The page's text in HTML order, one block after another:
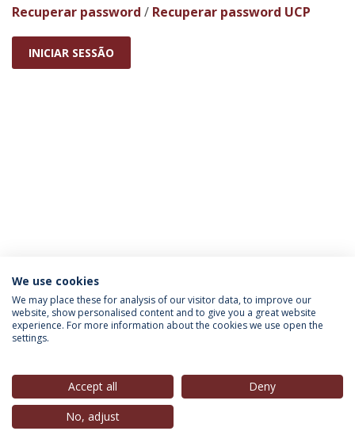
Recuperar password / Recuperar password UCP
INICIAR SESSÃO
INFORMAÇÃO PARA
We use cookies
We may place these for analysis of our visitor data, to improve our
website, show personalised content and to give you a great website
experience. For more information about the cookies we use open the
settings.
Accept all
Deny
No, adjust